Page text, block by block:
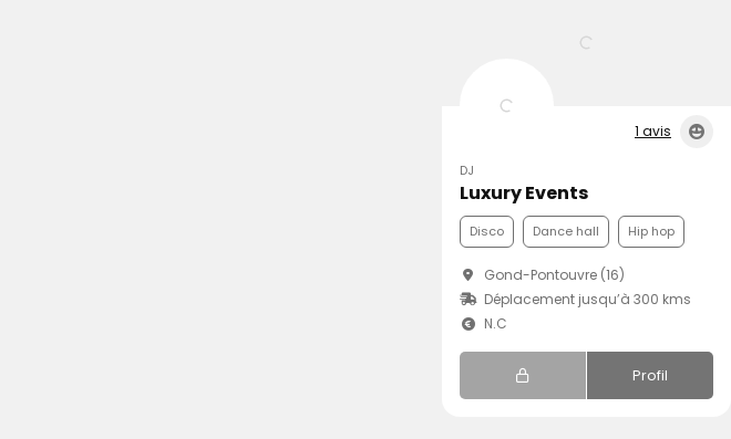
1 avis
DJ
Luxury Events
Disco Dance hall Hip hop
Gond-Pontouvre (16)
Déplacement jusqu’à 300 kms
N.C
Profil